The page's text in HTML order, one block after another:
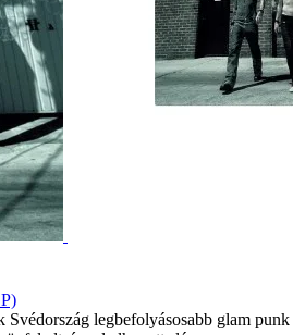
legbefolyásosabb glam